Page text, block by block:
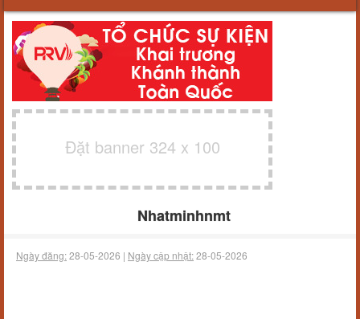
Đặt banner 324 x 100
Nhatminhnmt
Ngày đăng:28-05-2026 | Ngày cập nhật:28-05-2026